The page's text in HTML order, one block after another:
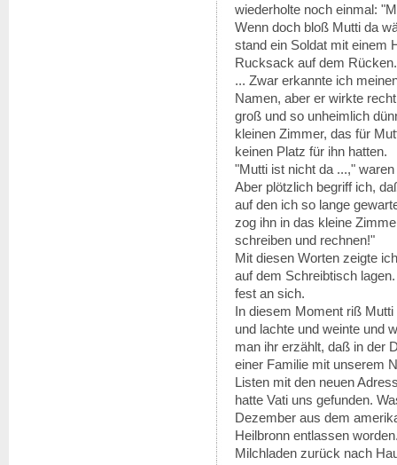
wiederholte noch einmal:
Wenn doch bloß Mutti da
stand ein Soldat mit einem
Rucksack auf dem
... Zwar erkannte ich
Namen, aber er wirkte
groß und so unheimlich
kleinen Zimmer, das für
keinen Platz für ihn hatten.
"Mutti ist nicht da ...,"
Aber plötzlich begriff ich,
auf den ich so lange
zog ihn in das kleine
schreiben und rechnen!"
Mit diesen Worten zeigte
auf dem Schreibtisch
fest an sich.
In diesem Moment riß
und lachte und weinte und
man ihr erzählt, daß in der
einer Familie mit unserem
Listen mit den neuen
hatte Vati uns gefunden.
Dezember aus dem
Heilbronn entlassen
Milchladen zurück nach